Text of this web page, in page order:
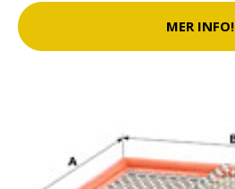
MER INFO!